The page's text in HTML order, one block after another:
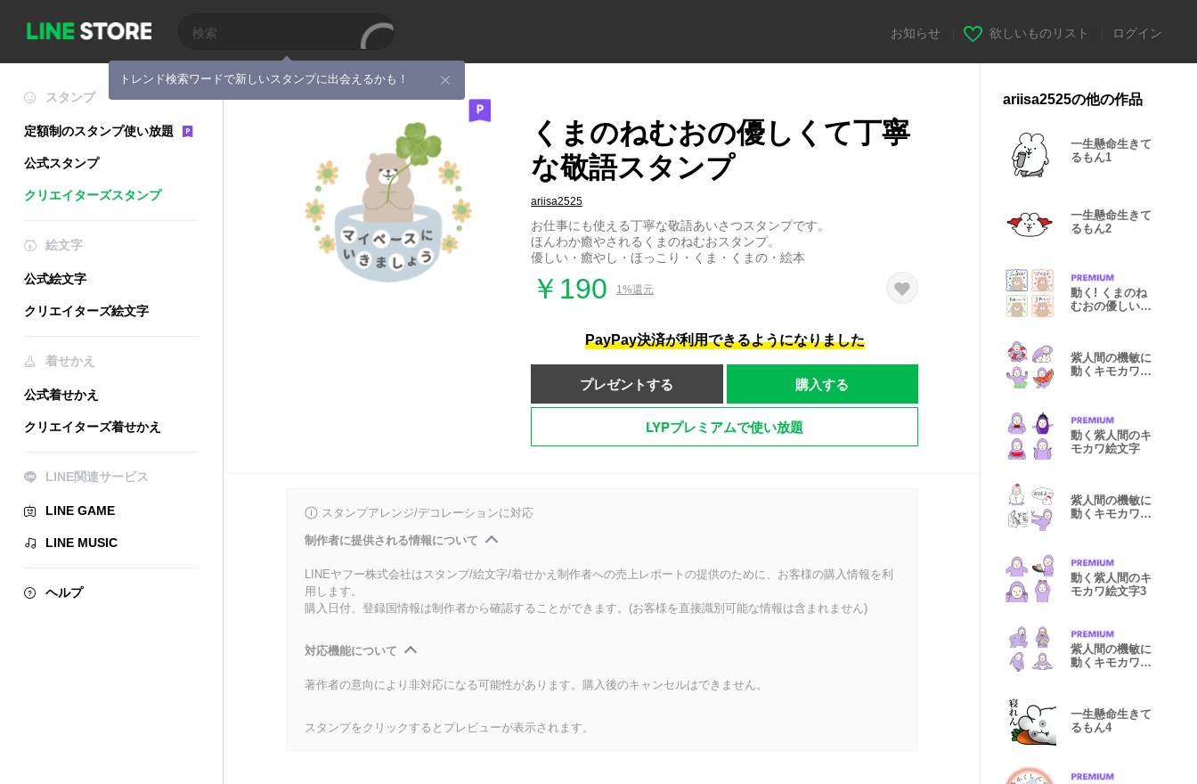
トレンド検索ワードで新しいスタンプに出会えるかも！
お知らせ 欲しいものリスト ログイン
スタンプ
定額制のスタンプ使い放題
公式スタンプ
クリエイターズスタンプ
絵文字
公式絵文字
クリエイターズ絵文字
着せかえ
公式着せかえ
クリエイターズ着せかえ
LINE関連サービス
LINE GAME
LINE MUSIC
ヘルプ
くまのねむおの優しくて丁寧
な敬語スタンプ
ariisa2525
お仕事にも使える丁寧な敬語あいさつスタンプです。
ほんわか癒やされるくまのねむおスタンプ。
優しい・癒やし・ほっこり・くま・くまの・絵本
￥190 1%還元
PayPay決済が利用できるようになりました
プレゼントする 購入する
LYPプレミアムで使い放題
スタンプアレンジ/デコレーションに対応
制作者に提供される情報について
LINEヤフー株式会社はスタンプ/絵文字/着せかえ制作者への売上レポートの提供のために、お客様の購入情報を利
用します。
購入日付、登録国情報は制作者から確認することができます。(お客様を直接識別可能な情報は含まれません)
対応機能について
著作者の意向により非対応になる可能性があります。購入後のキャンセルはできません。
スタンプをクリックするとプレビューが表示されます。
ariisa2525の他の作品
一生懸命生きて
るもん1
一生懸命生きて
るもん2
動く! くまのね
むおの優しい絵
紫人間の機敏に
動くキモカワ絵
動く紫人間のキ
モカワ絵文字
紫人間の機敏に
動くキモカワ絵
動く紫人間のキ
モカワ絵文字3
紫人間の機敏に
動くキモカワ絵
一生懸命生きて
るもん4